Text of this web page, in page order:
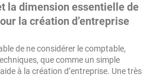
la dimension essentielle de
la création d’entreprise
de ne considérer le comptable,
que comme un simple
à la création d’entreprise. Une très